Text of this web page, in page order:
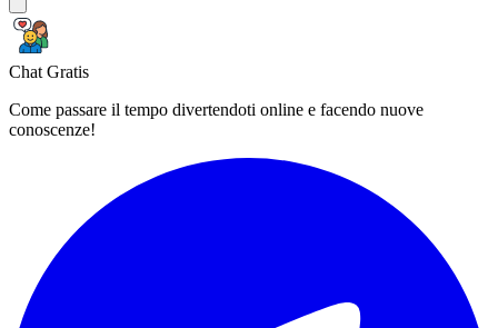
Chat Gratis
Come passare il tempo divertendoti online e facendo nuove
conoscenze!